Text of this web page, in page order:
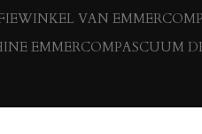
VAN
EMMERCOMPASCUUM